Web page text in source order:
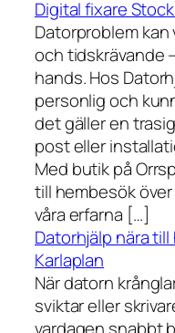
Digital fixare
Datorproblem
och tidskrävande
hands. Hos
personlig och
det gäller en
post eller
Med butik på
till hembesök
våra erfarna […]
Datorhjälp nära
Karlaplan
När datorn
sviktar eller